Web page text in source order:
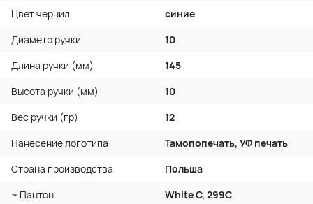
Цвет чернил
синие
Диаметр ручки
10
Длина ручки (мм)
145
Высота ручки (мм)
10
Вес ручки (гр)
12
Нанесение логотипа
Тамопопечать, УФ печать
Страна производства
Польша
~ Пантон
White C, 299C